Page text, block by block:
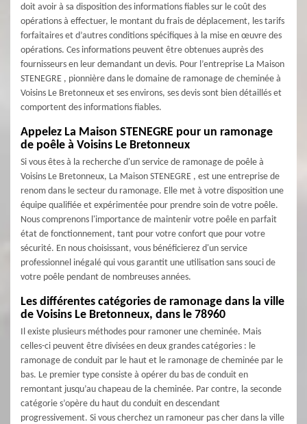
doit avoir à sa disposition des informations fiables sur le coût des
opérations à effectuer, le montant du frais de déplacement, les tarifs
forfaitaires et d’autres conditions spécifiques à la mise en œuvre des
opérations. Ces informations peuvent être obtenues auprès des
fournisseurs en leur demandant un devis. Pour l’entreprise La Maison
STENEGRE , pionnière dans le domaine de ramonage de cheminée à
Voisins Le Bretonneux et ses environs, ses devis sont bien détaillés et
comportent des informations fiables.
Appelez La Maison STENEGRE pour un ramonage
de poêle à Voisins Le Bretonneux
Si vous êtes à la recherche d'un service de ramonage de poêle à
Voisins Le Bretonneux, La Maison STENEGRE , est une entreprise de
renom dans le secteur du ramonage. Elle met à votre disposition une
équipe qualifiée et expérimentée pour prendre soin de votre poêle.
Nous comprenons l'importance de maintenir votre poêle en parfait
état de fonctionnement, tant pour votre confort que pour votre
sécurité. En nous choisissant, vous bénéficierez d'un service
professionnel inégalé qui vous garantit une utilisation sans souci de
votre poêle pendant de nombreuses années.
Les différentes catégories de ramonage dans la ville
de Voisins Le Bretonneux, dans le 78960
Il existe plusieurs méthodes pour ramoner une cheminée. Mais
celles-ci peuvent être divisées en deux grandes catégories : le
ramonage de conduit par le haut et le ramonage de cheminée par le
bas. Le premier type consiste à opérer du bas de conduit en
remontant jusqu’au chapeau de la cheminée. Par contre, la seconde
catégorie s’opère du haut du conduit en descendant
progressivement. Si vous cherchez un ramoneur pas cher dans la ville